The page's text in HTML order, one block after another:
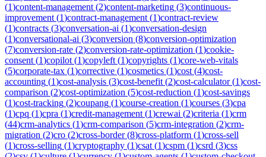
(1)content-management (2)content-marketing (3)continuous-
improvement (1)contract-management (1)contract-review
(1)contracts (3)conversation-ai (1)conversation-design
(1)conversational-ai (3)conversion (8)conversion-optimization
(7)conversion-rate (2)conversion-rate-optimization (1)cookie-
consent (1)copilot (1)copyleft (1)copyrights (1)core-web-vitals
(5)corporate-tax (1)corrective (1)cosmetics (1)cost (4)cost-
accounting (1)cost-analysis (3)cost-benefit (2)cost-calculator(1)cost-
comparison (2)cost-optimization (5)cost-reduction (1)cost-savings
(1)cost-tracking (2)coupang (1)course-creation (1)courses (3)cpa
(1)cpq (1)cpra (1)credit-management (1)crewai (2)criteria (1)crm
(44)crm-analytics (1)crm-comparison (5)crm-integration (2)crm-
migration (2)cro (2)cross-border(8)cross-platform (1)cross-sell
(1)cross-selling (1)cryptography (1)csat (1)cspm (1)csrd (3)css